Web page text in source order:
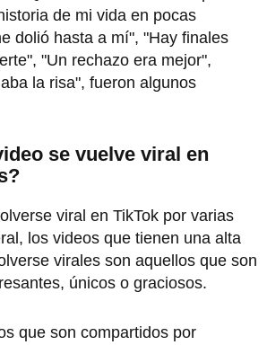
de mi vida en pocas
dolió hasta a mí", "Hay finales
"Un rechazo era mejor",
la risa", fueron algunos
se vuelve viral en
viral en TikTok por varias
los videos que tienen una alta
virales son aquellos que son
únicos o graciosos.
que son compartidos por